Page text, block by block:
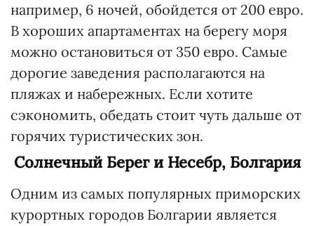
например, 6 ночей, обойдется от 200 евро.
В хороших апартаментах на берегу моря
можно остановиться от 350 евро. Самые
дорогие заведения располагаются на
пляжах и набережных. Если хотите
сэкономить, обедать стоит чуть дальше от
горячих туристических зон.
Солнечный Берег и Несебр, Болгария
Одним из самых популярных приморских
курортных городов Болгарии является